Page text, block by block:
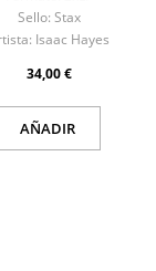
Sello: Stax
Isaac Hayes
34,00 €
AÑADIR